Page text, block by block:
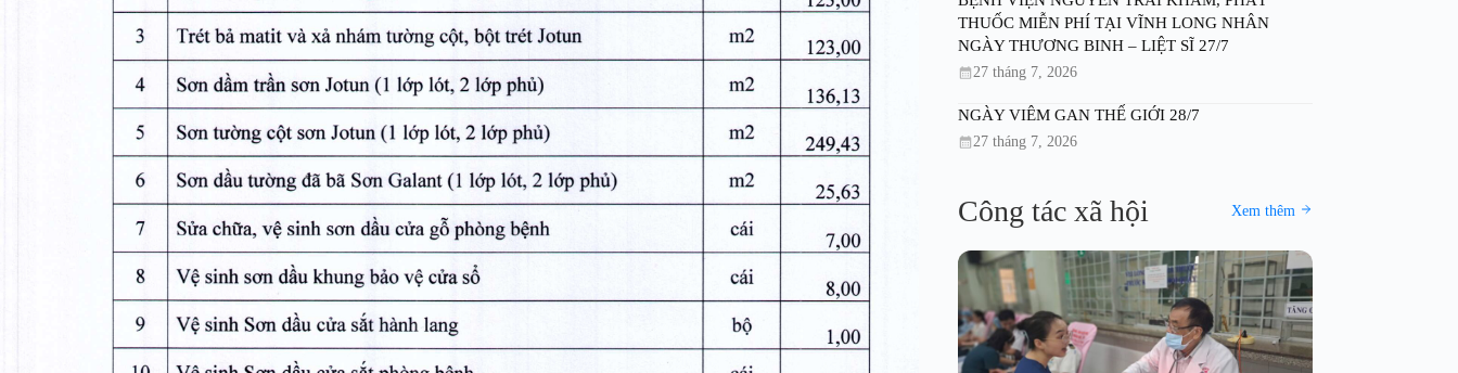
THUỐC MIỄN PHÍ TẠI VĨNH LONG NHÂN
NGÀY THƯƠNG BINH – LIỆT SĨ 27/7
27 tháng 7, 2026
NGÀY VIÊM GAN THẾ GIỚI 28/7
27 tháng 7, 2026
Công tác xã hội Xem thêm